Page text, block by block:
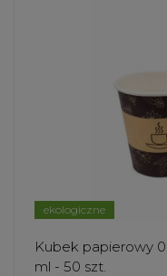
ekologiczne
Kubek papierowy
ml - 50 szt.